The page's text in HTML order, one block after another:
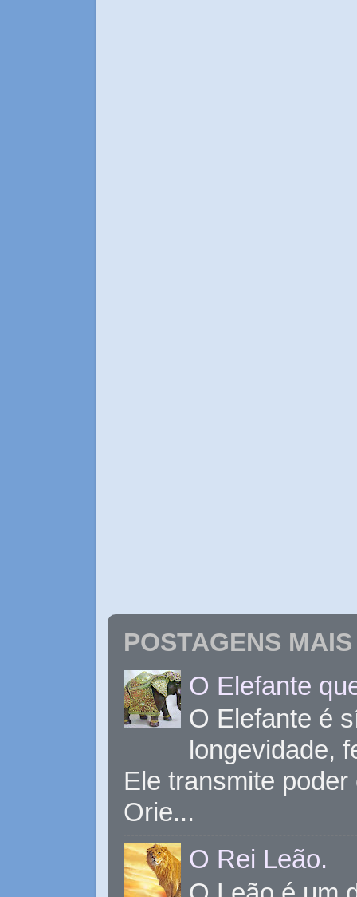
POSTAGENS
O Elefante
O Elefante é
longevidade,
Ele transmite
Orie...
O Rei Leão.